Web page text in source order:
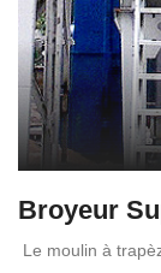
Broyeur
Le moulin à